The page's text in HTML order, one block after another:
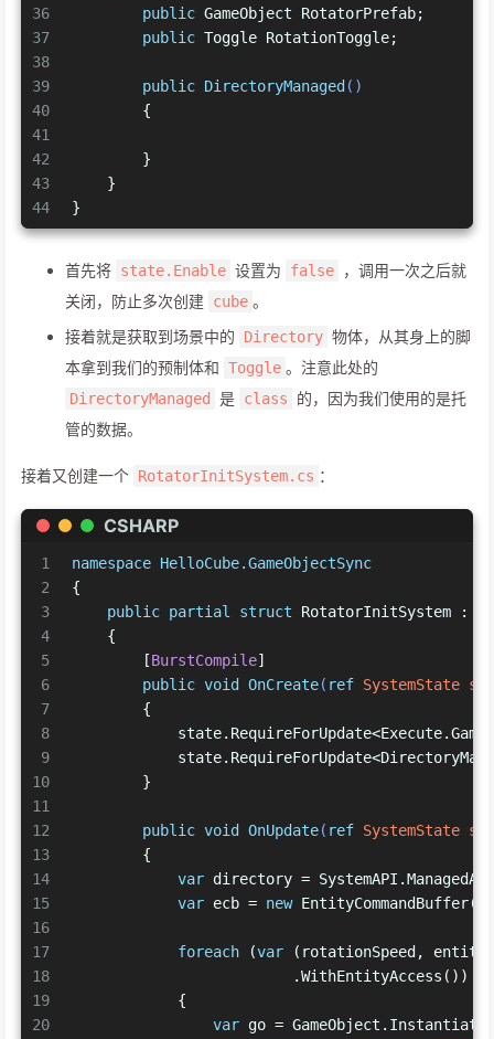
36
37
38
39
40
41
42
43
44
public GameObject RotatorPrefab;
public Toggle RotationToggle;
public DirectoryManaged ()
        {
        }
    }
}
首先将 state.Enable 设置为 false
，调用一次之后就
关闭，防止多次创建 cube 。
接着就是获取到场景中的
Directory 物体，从其身上的脚
本拿到我们的预制体和 Toggle 。注意此处的
DirectoryManaged 是 class
的，因为我们使用的是托
管的数据。
接着又创建一个 RotatorInitSystem.cs ：
CSHARP
1
2
3
4
5
6
7
8
9
10
11
12
13
14
15
16
17
18
19
20
namespace HelloCube.GameObjectSync
{
public partial struct RotatorInitSystem :
    {
        [
BurstCompile]
public void OnCreate( ref SystemState
        {
        }
public void OnUpdate( ref SystemState
        {
var directory =
var ecb = new
foreach (var (rotationSpeed,
                         .WithEntityAccess())
            {
var go =